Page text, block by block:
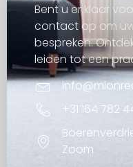
Bent u er klaar
contact op om
bespreken.
leiden tot een
+31 164 782
Zoom